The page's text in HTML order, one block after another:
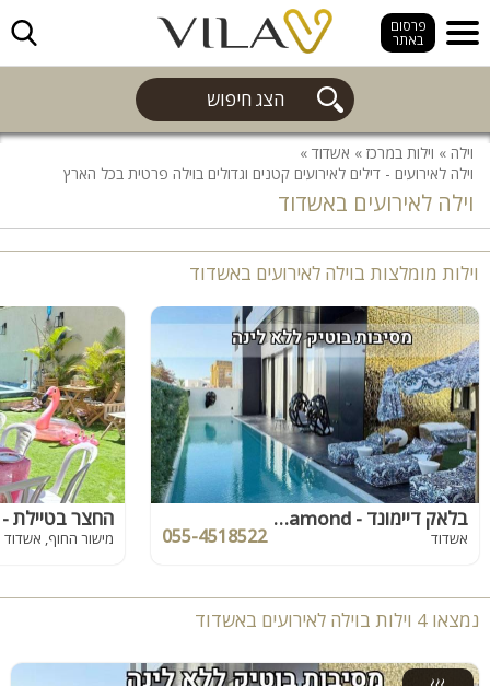
פרסום
באתר
הצג חיפוש
חפש
וילה » וילות במרכז » אשדוד »
וילה לאירועים - דילים לאירועים קטנים וגדולים בוילה פרטית בכל הארץ
וילה לאירועים באשדוד
וילות מומלצות בוילה לאירועים באשדוד
בלאק דיימונד - Black Diamond
אשדוד 055-4518522 מישור החוף, אשדוד
נמצאו 4 וילות בוילה לאירועים באשדוד